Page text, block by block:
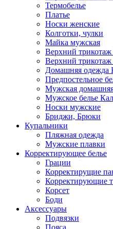
Термобелье
Платье
Носки женские
Колготки, чулки
Майка мужская
Верхний
Верхний
Домашняя одежда
Предпостельное
Мужская
Мужское белье
Носки мужские
Бриджи, Брюки
Купальники
Пляжная одежда
Мужские плавки
Корректирующее белье
Грации
Корректирущие
Корректирующие
Корсет
Боди
Аксессуары
Подвязки
Пояса